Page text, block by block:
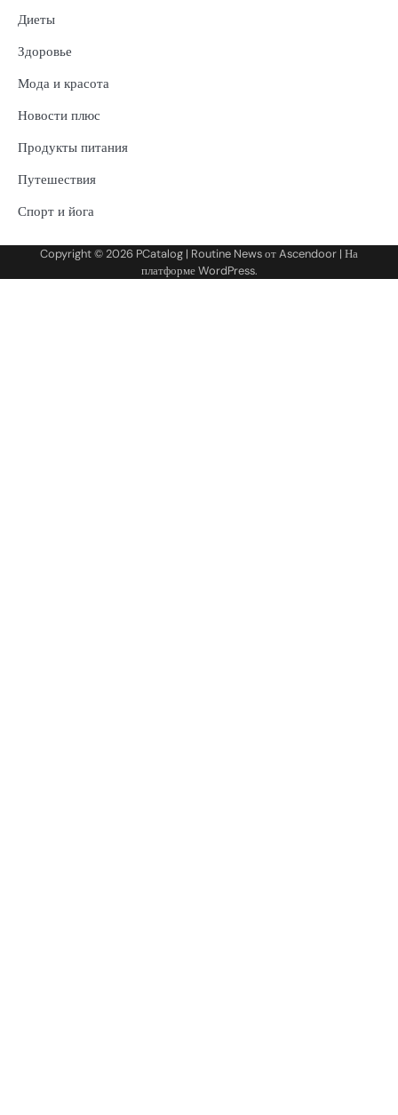
Диеты
Здоровье
Мода и красота
Новости плюс
Продукты питания
Путешествия
Спорт и йога
Copyright © 2026 PCatalog | Routine News отAscendoor | На
платформеWordPress.